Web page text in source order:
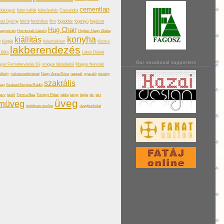
Our vocational supporters
bútorgyár bútor kellék bútoráruház Cassandra cementlap
György felirat fertőrákos film fogadótér fogantyú fogászat
Hornicsek László Hug Chair Hujber-Nagy Aletta
kisgép kiállítás kolumbárium konyha Kozma
Béla lakberendezés Lakos Dániel
Formatervezési Díj magyar lakásbelső Magyar Nemzeti
művészettörténet Nagy Anna Nóra nappali nyaraló növény
Szabad Európa Rádió szakrális
textil Torma Bea Toronyi Péter tábla tárgy tégla tér téri
öntöttvas oszlop üveg üvegburkolat